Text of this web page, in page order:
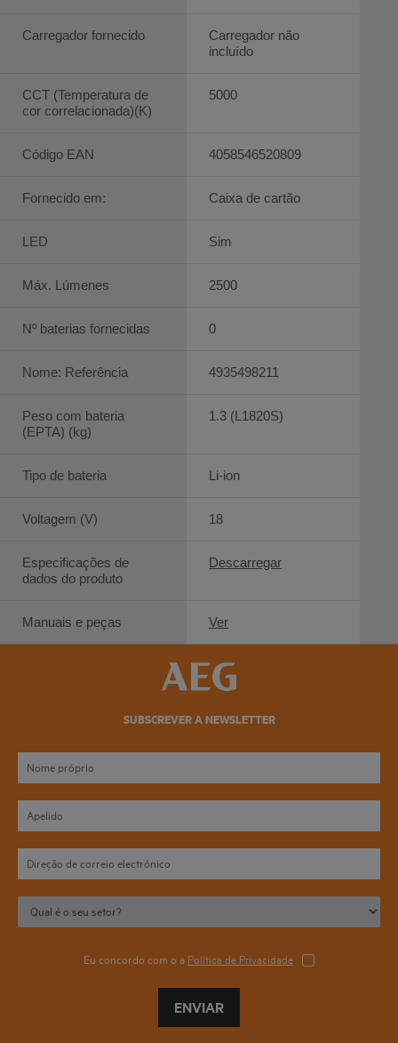
Carregador fornecido
CCT (Temperatura de
cor correlacionada)(K)
Código EAN
Fornecido em:
LED
Máx. Lúmenes
Nº baterias fornecidas
Nome: Referência
Peso com bateria
(EPTA) (kg)
Tipo de bateria
Voltagem (V)
Especificações de
dados do produto
Manuais e peças
Carregador não
incluído
5000
4058546520809
Caixa de cartão
Sim
2500
0
4935498211
1.3 (L1820S)
Li-ion
18
Descarregar
Ver
SUBSCREVER A NEWSLETTER
Eu concordo com o a Política de Privacidade
ENVIAR